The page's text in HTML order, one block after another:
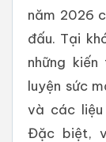
năm 2026
đấu. Tại
những
luyện sức
và các liệu
Đặc biệt,